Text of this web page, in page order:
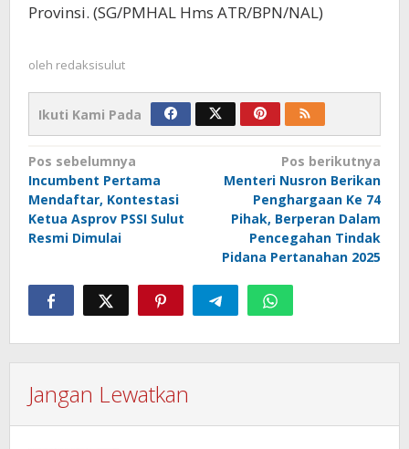
Provinsi. (SG/PMHAL Hms ATR/BPN/NAL)
oleh redaksisulut
Ikuti Kami Pada
Navigasi
pos
Pos sebelumnya
Incumbent Pertama
Mendaftar, Kontestasi
Ketua Asprov PSSI Sulut
Resmi Dimulai
Pos berikutnya
Menteri Nusron Berikan
Penghargaan Ke 74
Pihak, Berperan Dalam
Pencegahan Tindak
Pidana Pertanahan 2025
Jangan Lewatkan